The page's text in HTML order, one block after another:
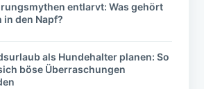
entlarvt: Was gehört
den Napf?
als Hundehalter planen: So
böse Überraschungen